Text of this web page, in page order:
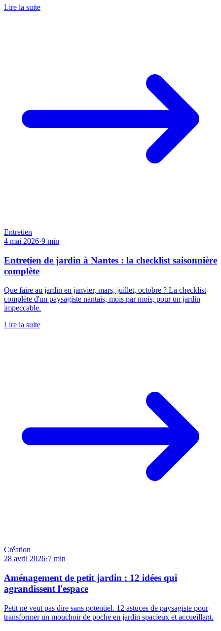
Lire la suite
Entretien
4 mai 2026·9 min
Entretien de jardin à Nantes : la checklist saisonnière
complète
Que faire au jardin en janvier, mars, juillet, octobre ? La checklist
complète d'un paysagiste nantais, mois par mois, pour un jardin
impeccable.
Lire la suite
Création
28 avril 2026·7 min
Aménagement de petit jardin : 12 idées qui
agrandissent l'espace
Petit ne veut pas dire sans potentiel. 12 astuces de paysagiste pour
transformer un mouchoir de poche en jardin spacieux et accueillant.